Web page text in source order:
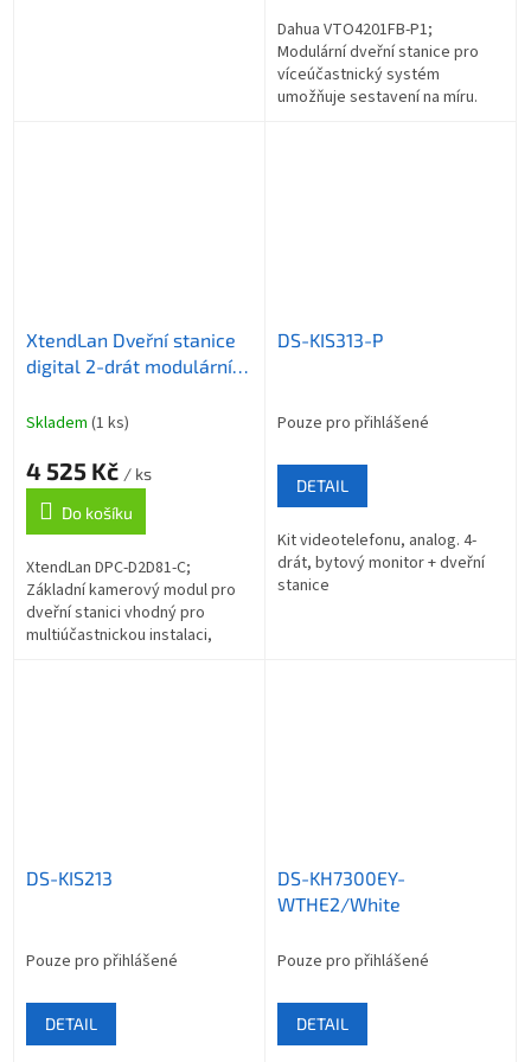
Dahua VTO4201FB-P1;
Modulární dveřní stanice pro
víceúčastnický systém
umožňuje sestavení na míru.
XtendLan Dveřní stanice
digital 2-drát modulární/
2Mpix 170st/ IR/ EM RFID
Skladem (1 ks)
4 525 Kč / ks
Do košíku
XtendLan DPC-D2D81-C;
Základní kamerový modul pro
dveřní stanici vhodný pro
multiúčastnickou instalaci,
DS-KIS313-P
Pouze pro přihlášené
DETAIL
Kit videotelefonu, analog. 4-
drát, bytový monitor + dveřní
stanice
DS-KIS213
Pouze pro přihlášené
DETAIL
DS-KH7300EY-
WTHE2/White
Pouze pro přihlášené
DETAIL